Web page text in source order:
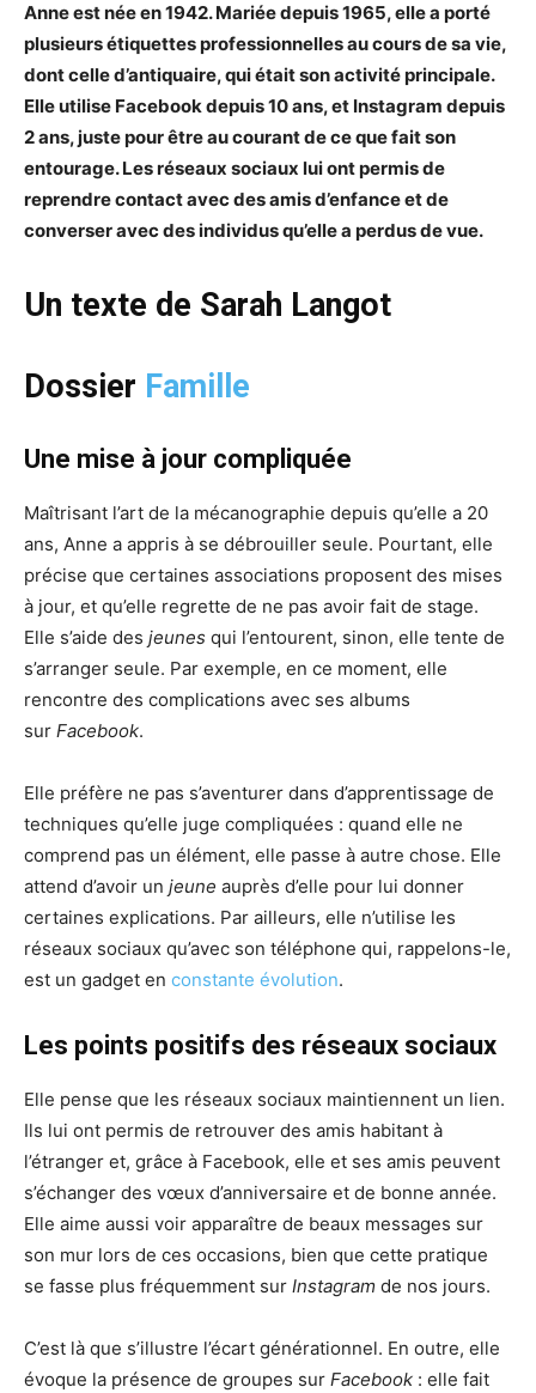
Anne est née en 1942. Mariée depuis 1965, elle a porté
plusieurs étiquettes professionnelles au cours de sa vie,
dont celle d’antiquaire, qui était son activité principale.
Elle utilise Facebook depuis 10 ans, et Instagram depuis
2 ans, juste pour être au courant de ce que fait son
entourage. Les réseaux sociaux lui ont permis de
reprendre contact avec des amis d’enfance et de
converser avec des individus qu’elle a perdus de vue.
Un texte de Sarah Langot
Dossier Famille
Une mise à jour compliquée
Maîtrisant l’art de la mécanographie depuis qu’elle a 20
ans, Anne a appris à se débrouiller seule. Pourtant, elle
précise que certaines associations proposent des mises
à jour, et qu’elle regrette de ne pas avoir fait de stage.
Elle s’aide des jeunes qui l’entourent, sinon, elle tente de
s’arranger seule. Par exemple, en ce moment, elle
rencontre des complications avec ses albums
sur Facebook.
Elle préfère ne pas s’aventurer dans d’apprentissage de
techniques qu’elle juge compliquées : quand elle ne
comprend pas un élément, elle passe à autre chose. Elle
attend d’avoir un jeune auprès d’elle pour lui donner
certaines explications. Par ailleurs, elle n’utilise les
réseaux sociaux qu’avec son téléphone qui, rappelons-le,
est un gadget en constante évolution.
Les points positifs des réseaux sociaux
Elle pense que les réseaux sociaux maintiennent un lien.
Ils lui ont permis de retrouver des amis habitant à
l’étranger et, grâce à Facebook, elle et ses amis peuvent
s’échanger des vœux d’anniversaire et de bonne année.
Elle aime aussi voir apparaître de beaux messages sur
son mur lors de ces occasions, bien que cette pratique
se fasse plus fréquemment sur Instagram de nos jours.
C’est là que s’illustre l’écart générationnel. En outre, elle
évoque la présence de groupes sur Facebook : elle fait